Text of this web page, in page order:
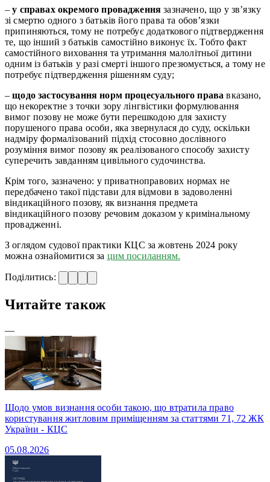
–у справах окремого провадження зазначено, що у зв’язку
зі смертю одного з батьків його права та обов’язки
припиняються, тому не потребує додаткового підтвердження
те, що інший з батьків самостійно виконує їх. Тобто факт
самостійного виховання та утримання малолітньої дитини
одним із батьків у разі смерті іншого презюмується, а тому не
потребує підтвердження рішенням суду;
–щодо застосування норм процесуального права вказано,
що некоректне з точки зору лінгвістики формулювання
вимог позову не може бути перешкодою для захисту
порушеного права особи, яка звернулася до суду, оскільки
надміру формалізований підхід стосовно дослівного
розуміння вимог позову як реалізованого способу захисту
суперечить завданням цивільного судочинства.
Крім того, зазначено: у приватноправових нормах не
передбачено такої підстави для відмови в задоволенні
віндикаційного позову, як визнання предмета
віндикаційного позову речовим доказом у кримінальному
провадженні.
З оглядом судової практики КЦС за жовтень 2024 року
можна ознайомитися за цим посиланням.
Поділитись:
Читайте також
—
Щодо умов визнання особи такою, що втратила право
користування житловим приміщенням за статтями 71, 72 ЖК
України - КЦС
05.08.2026